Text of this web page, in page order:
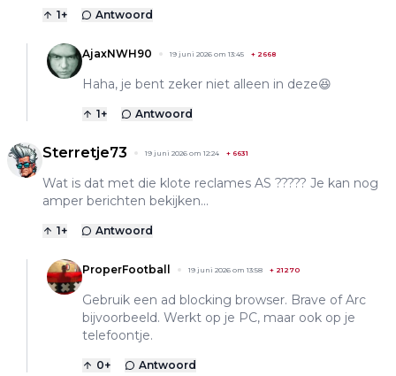
1+ Antwoord
AjaxNWH90 19 juni 2026 om 13:45 + 2668
Haha, je bent zeker niet alleen in deze😆
1+ Antwoord
Sterretje73 19 juni 2026 om 12:24 + 6631
Wat is dat met die klote reclames AS ????? Je kan nog
amper berichten bekijken...
1+ Antwoord
ProperFootball 19 juni 2026 om 13:58 + 21270
Gebruik een ad blocking browser. Brave of Arc
bijvoorbeeld. Werkt op je PC, maar ook op je
telefoontje.
0+ Antwoord